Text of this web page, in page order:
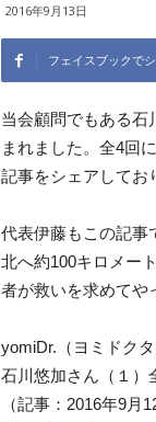
2016年9月13日
フェイスブックで
当会顧問でもある
まれました。全4回
記事をシェアしてお
代表伊藤もこの記事
北へ約100キロメー
者が救いを求めてや
yomiDr.（ヨミドクタ
石川悠加さん（１）
（記事：2016年9月